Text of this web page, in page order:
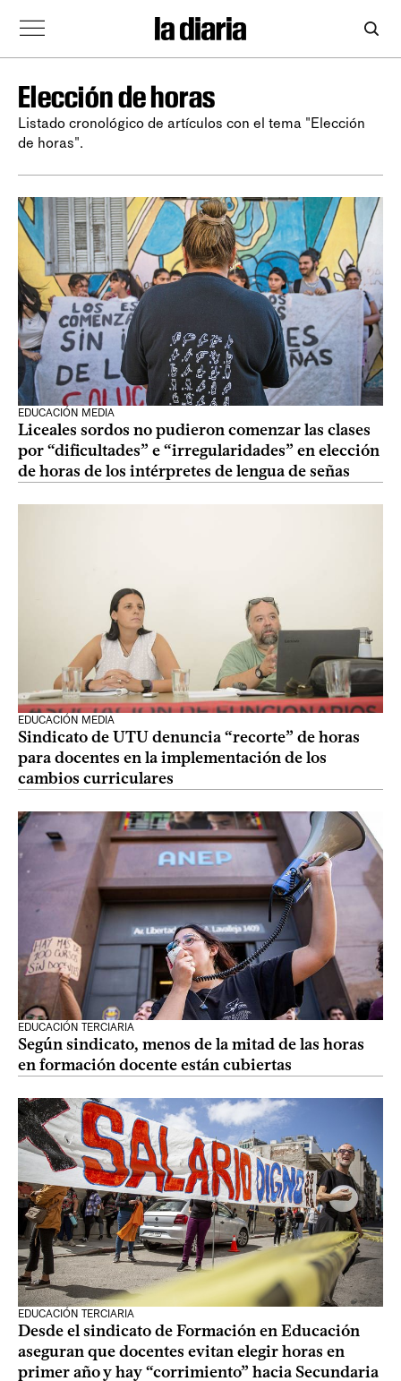
Elección de horas
Listado cronológico de artículos con el tema "Elección
de horas".
EDUCACIÓN MEDIA
Liceales sordos no pudieron comenzar las clases
por “dificultades” e “irregularidades” en elección
de horas de los intérpretes de lengua de señas
EDUCACIÓN MEDIA
Sindicato de UTU denuncia “recorte” de horas
para docentes en la implementación de los
cambios curriculares
EDUCACIÓN TERCIARIA
Según sindicato, menos de la mitad de las horas
en formación docente están cubiertas
EDUCACIÓN TERCIARIA
Desde el sindicato de Formación en Educación
aseguran que docentes evitan elegir horas en
primer año y hay “corrimiento” hacia Secundaria